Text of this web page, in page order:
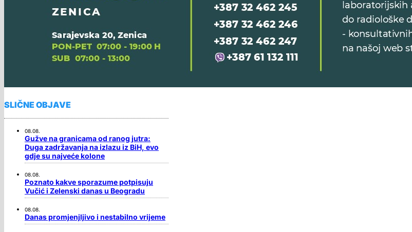
SLIČNE OBJAVE
08.08.
Gužve na granicama od ranog jutra:
Duga zadržavanja na izlazu iz BiH, evo
gdje su najveće kolone
08.08.
Poznato kakve sporazume potpisuju
Vučić i Zelenski danas u Beogradu
08.08.
Danas promjenjljivo i nestabilno vrijeme